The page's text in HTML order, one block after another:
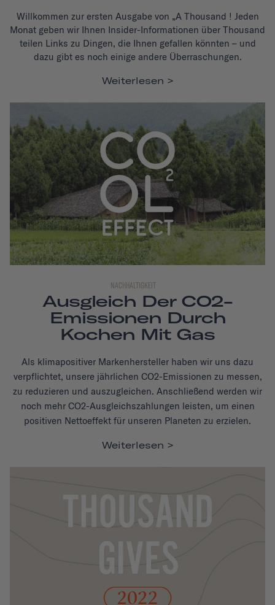
Willkommen zur ersten Ausgabe von „A Thousand ! Jeden
Monat geben wir Ihnen Insider-Informationen über Thousand
teilen Links zu Dingen, die Ihnen gefallen könnten – und
dazu gibt es noch einige andere Überraschungen.
Weiterlesen
NACHHALTIGKEIT
Ausgleich Der CO2-
Emissionen Durch
Kochen Mit Gas
Als klimapositiver Markenhersteller haben wir uns dazu
verpflichtet, unsere jährlichen CO2-Emissionen zu messen,
zu reduzieren und auszugleichen. Anschließend werden wir
noch mehr CO2-Ausgleichszahlungen leisten, um einen
positiven Nettoeffekt für unseren Planeten zu erzielen.
Weiterlesen